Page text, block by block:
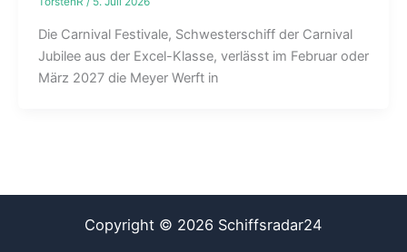
Die Carnival Festivale, Schwesterschiff der Carnival
Jubilee aus der Excel-Klasse, verlässt im Februar oder
März 2027 die Meyer Werft in
Copyright © 2026 Schiffsradar24